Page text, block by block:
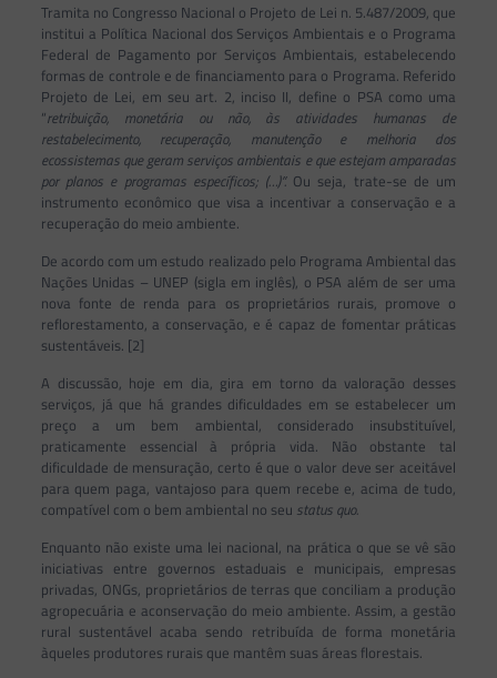
Tramita no Congresso Nacional o Projeto de Lei n. 5.487/2009, que
institui a Política Nacional dos Serviços Ambientais e o Programa
Federal de Pagamento por Serviços Ambientais, estabelecendo
formas de controle e de financiamento para o Programa. Referido
Projeto de Lei, em seu art. 2, inciso II, define o PSA como uma
“retribuição, monetária ou não, às atividades humanas de
restabelecimento, recuperação, manutenção e melhoria dos
ecossistemas que geram serviços ambientais e que estejam amparadas
por planos e programas específicos; (…)”.Ou seja, trate-se de um
instrumento econômico que visa a incentivar a conservação e a
recuperação do meio ambiente.
De acordo com um estudo realizado pelo Programa Ambiental das
Nações Unidas – UNEP (sigla em inglês), o PSA além de ser uma
nova fonte de renda para os proprietários rurais, promove o
reflorestamento, a conservação, e é capaz de fomentar práticas
sustentáveis. [2]
A discussão, hoje em dia, gira em torno da valoração desses
serviços, já que há grandes dificuldades em se estabelecer um
preço a um bem ambiental, considerado insubstituível,
praticamente essencial à própria vida. Não obstante tal
dificuldade de mensuração, certo é que o valor deve ser aceitável
para quem paga, vantajoso para quem recebe e, acima de tudo,
compatível com o bem ambiental no seu status quo.
Enquanto não existe uma lei nacional, na prática o que se vê são
iniciativas entre governos estaduais e municipais, empresas
privadas, ONGs, proprietários de terras que conciliam a produção
agropecuária e aconservação do meio ambiente. Assim, a gestão
rural sustentável acaba sendo retribuída de forma monetária
àqueles produtores rurais que mantêm suas áreas florestais.